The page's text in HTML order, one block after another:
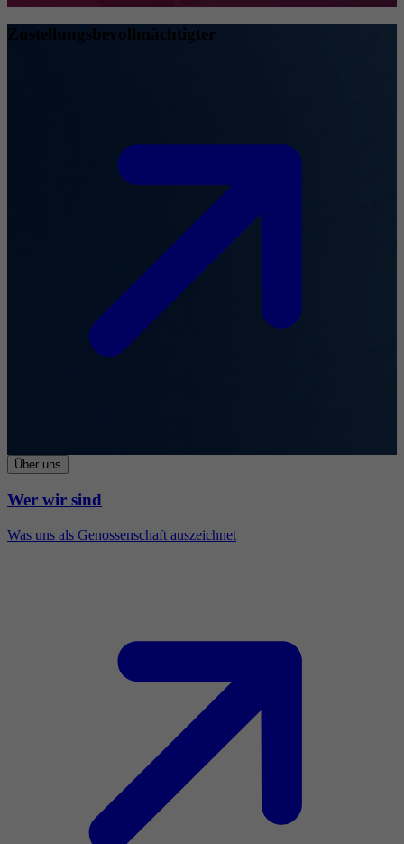
Zustellungsbevollmächtigter
Über uns
Wer wir sind
Was uns als Genossenschaft auszeichnet